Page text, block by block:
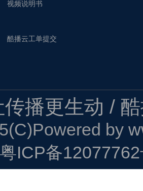
视频说明书
酷播云工单提交
播更生动 /
by
粤ICP备